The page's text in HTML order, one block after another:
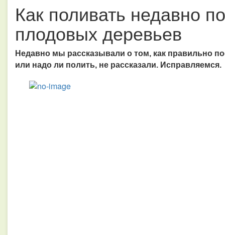
Как поливать недавно
плодовых деревьев
Недавно мы рассказывали о том, как правильно
или надо ли полить, не рассказали. Исправляемся.